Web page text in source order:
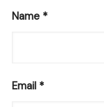
Name *
Email *